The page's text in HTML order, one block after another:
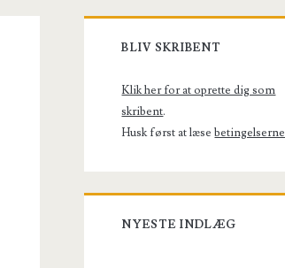
Primary
Sidebar
BLIV SKRIBENT
Klik her for at oprette dig som
skribent.
Husk først at læsebetingelserne
NYESTE INDLÆG